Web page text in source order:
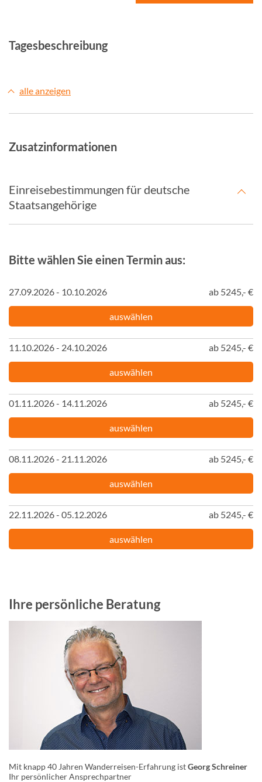
Tagesbeschreibung
alle anzeigen
Zusatzinformationen
Einreisebestimmungen für deutsche
Staatsangehörige
Bitte wählen Sie einen Termin aus:
27.09.2026 - 10.10.2026 ab 5245,- €
auswählen
11.10.2026 - 24.10.2026 ab 5245,- €
auswählen
01.11.2026 - 14.11.2026 ab 5245,- €
auswählen
08.11.2026 - 21.11.2026 ab 5245,- €
auswählen
22.11.2026 - 05.12.2026 ab 5245,- €
auswählen
Ihre persönliche Beratung
Mit knapp 40 Jahren Wanderreisen-Erfahrung istGeorg Schreiner
Ihr persönlicher Ansprechpartner